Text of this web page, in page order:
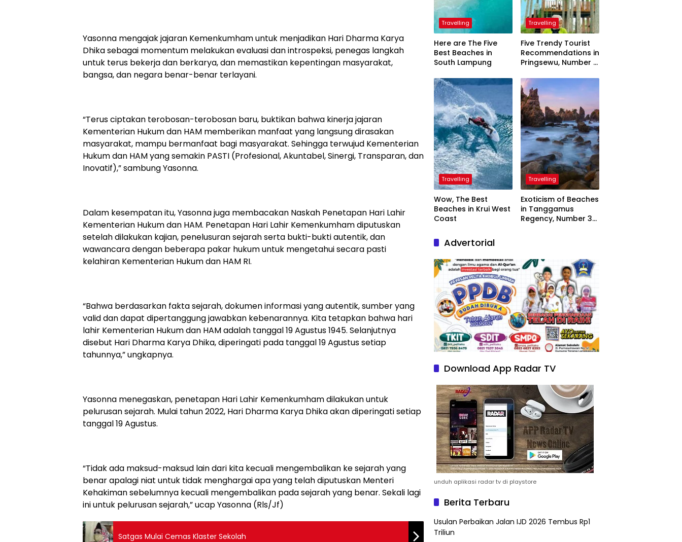
Yasonna mengajak jajaran Kemenkumham untuk menjadikan Hari Dharma Karya
Dhika sebagai momentum melakukan evaluasi dan introspeksi, penegas langkah
untuk terus bekerja dan berkarya, dan memastikan kepentingan masyarakat,
bangsa, dan negara benar-benar terlayani.
“Terus ciptakan terobosan-terobosan baru, buktikan bahwa kinerja jajaran
Kementerian Hukum dan HAM memberikan manfaat yang langsung dirasakan
masyarakat, mampu bermanfaat bagi masyarakat. Sehingga terwujud Kementerian
Hukum dan HAM yang semakin PASTI (Profesional, Akuntabel, Sinergi, Transparan, dan
Inovatif),” sambung Yasonna.
Dalam kesempatan itu, Yasonna juga membacakan Naskah Penetapan Hari Lahir
Kementerian Hukum dan HAM. Penetapan Hari Lahir Kemenkumham diputuskan
setelah dilakukan kajian, penelusuran sejarah serta bukti-bukti autentik, dan
wawancara dengan beberapa pakar hukum untuk mengetahui secara pasti
kelahiran Kementerian Hukum dan HAM RI.
“Bahwa berdasarkan fakta sejarah, dokumen informasi yang autentik, sumber yang
valid dan dapat dipertanggung jawabkan kebenarannya. Kita tetapkan bahwa hari
lahir Kementerian Hukum dan HAM adalah tanggal 19 Agustus 1945. Selanjutnya
disebut Hari Dharma Karya Dhika, diperingati pada tanggal 19 Agustus setiap
tahunnya,” ungkapnya.
Yasonna menegaskan, penetapan Hari Lahir Kemenkumham dilakukan untuk
pelurusan sejarah. Mulai tahun 2022, Hari Dharma Karya Dhika akan diperingati setiap
tanggal 19 Agustus.
“Tidak ada maksud-maksud lain dari kita kecuali mengembalikan ke sejarah yang
benar apalagi niat untuk tidak menghargai apa yang telah diputuskan Menteri
Kehakiman sebelumnya kecuali mengembalikan pada sejarah yang benar. Sekali lagi
ini untuk pelurusan sejarah,” ucap Yasonna (Rls/Jf)
Satgas Mulai Cemas Klaster Sekolah
Travelling
Here are The Five
Best Beaches in
South Lampung
Travelling
Five Trendy Tourist
Recommendations in
Pringsewu, Number 3
President
Travelling
Wow, The Best
Beaches in Krui West
Coast
Travelling
Exoticism of Beaches
in Tanggamus
Regency, Number 3
Advertorial
Download App Radar TV
unduh aplikasi radar tv di playstore
Berita Terbaru
Usulan Perbaikan Jalan IJD 2026 Tembus Rp1
Triliun